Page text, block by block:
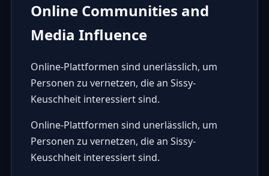
Online Communities and
Media Influence
Online-Plattformen sind unerlässlich, um
Personen zu vernetzen, die an Sissy-
Keuschheit interessiert sind.
Online-Plattformen sind unerlässlich, um
Personen zu vernetzen, die an Sissy-
Keuschheit interessiert sind.